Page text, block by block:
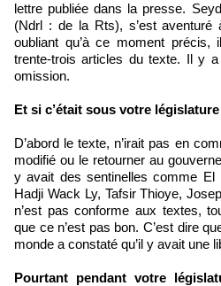
lettre publiée dans la presse.
(Ndrl : de la Rts), s’est aventuré
oubliant qu’à ce moment
trente-trois articles du texte. Il y
omission.
Et si c’était sous votre
D’abord le texte, n’irait pas en
modifié ou le retourner au
y avait des sentinelles comme El
Hadji Wack Ly, Tafsir Thioye,
n’est pas conforme aux textes,
que ce n’est pas bon. C’est dire
monde a constaté qu’il y avait une
Pourtant pendant votre